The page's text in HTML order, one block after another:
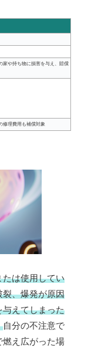
家や持ち物に損害を与え、賠償
修理費用も補償対象
は使用してい
、爆発が原因
えてしまった
自分の不注意で
燃え広がった場